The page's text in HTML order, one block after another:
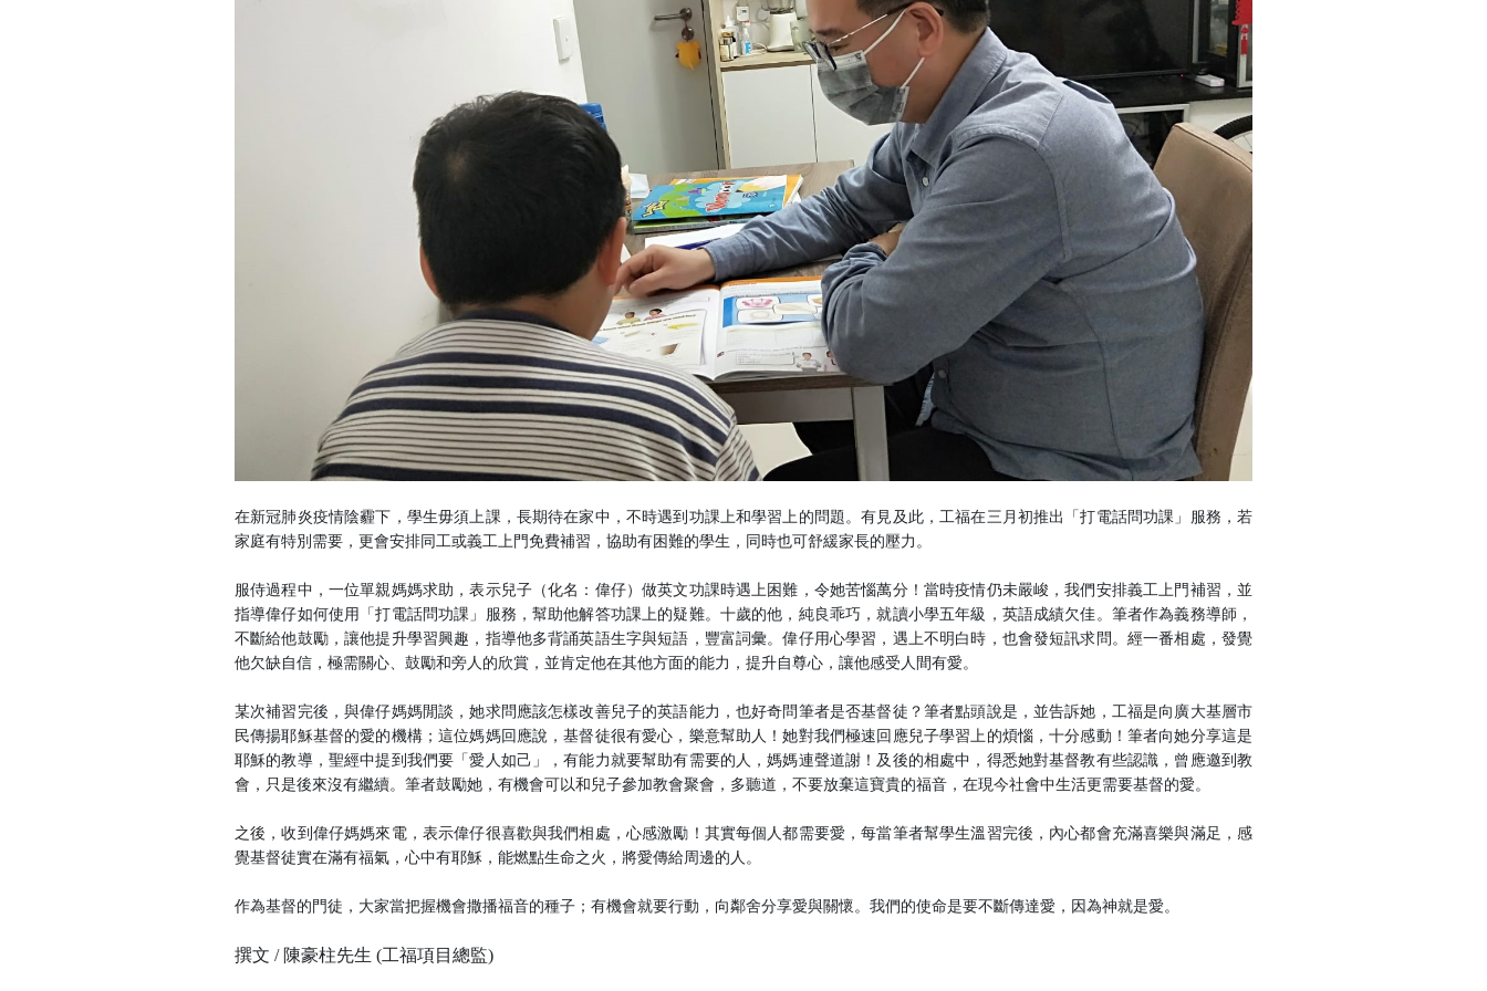
在新冠肺炎疫情陰霾下，學生毋須上課，長期待在家中，不時遇到功課上和學習上的問題。有見及此，工福在三月初推出「打電話問功課」服務，若
家庭有特別需要，更會安排同工或義工上門免費補習，協助有困難的學生，同時也可舒緩家長的壓力。
服侍過程中，一位單親媽媽求助，表示兒子（化名：偉仔）做英文功課時遇上困難，令她苦惱萬分！當時疫情仍未嚴峻，我們安排義工上門補習，並
指導偉仔如何使用「打電話問功課」服務，幫助他解答功課上的疑難。十歲的他，純良乖巧，就讀小學五年級，英語成績欠佳。筆者作為義務導師，
不斷給他鼓勵，讓他提升學習興趣，指導他多背誦英語生字與短語，豐富詞彙。偉仔用心學習，遇上不明白時，也會發短訊求問。經一番相處，發覺
他欠缺自信，極需關心、鼓勵和旁人的欣賞，並肯定他在其他方面的能力，提升自尊心，讓他感受人間有愛。
某次補習完後，與偉仔媽媽閒談，她求問應該怎樣改善兒子的英語能力，也好奇問筆者是否基督徒？筆者點頭說是，並告訴她，工福是向廣大基層市
民傳揚耶穌基督的愛的機構；這位媽媽回應說，基督徒很有愛心，樂意幫助人！她對我們極速回應兒子學習上的煩惱，十分感動！筆者向她分享這是
耶穌的教導，聖經中提到我們要「愛人如己」，有能力就要幫助有需要的人，媽媽連聲道謝！及後的相處中，得悉她對基督教有些認識，曾應邀到教
會，只是後來沒有繼續。筆者鼓勵她，有機會可以和兒子參加教會聚會，多聽道，不要放棄這寶貴的福音，在現今社會中生活更需要基督的愛。
之後，收到偉仔媽媽來電，表示偉仔很喜歡與我們相處，心感激勵！其實每個人都需要愛，每當筆者幫學生溫習完後，內心都會充滿喜樂與滿足，感
覺基督徒實在滿有福氣，心中有耶穌，能燃點生命之火，將愛傳給周邊的人。
作為基督的門徒，大家當把握機會撒播福音的種子；有機會就要行動，向鄰舍分享愛與關懷。我們的使命是要不斷傳達愛，因為神就是愛。
撰文 / 陳豪柱先生 (工福項目總監)